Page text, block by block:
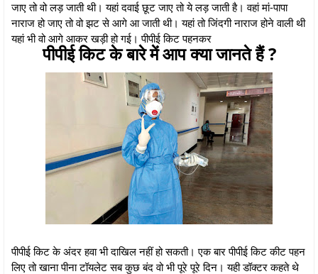
जाए तो वो लड़ जाती थी। यहां दवाई छूट जाए तो ये लड़ जाती है। वहां मां-पापा
नाराज हो जाए तो वो झट से आगे आ जाती थी। यहां तो जिंदगी नाराज होने वाली थी
यहां भी वो आगे आकर खड़ी हो गई। पीपीई किट पहनकर
पीपीई किट के बारे में आप क्या जानते हैं ?
पीपीई किट के अंदर हवा भी दाखिल नहीं हो सकती। एक बार पीपीई किट कीट पहन
लिए तो खाना पीना टॉयलेट सब कुछ बंद वो भी पूरे पूरे दिन। यही डॉक्टर कहते थे